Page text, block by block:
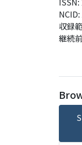
NCID:
収録
継続